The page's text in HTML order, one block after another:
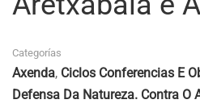
Categorías
Axenda, Ciclos Conferencias E
Defensa Da Natureza. Contra O